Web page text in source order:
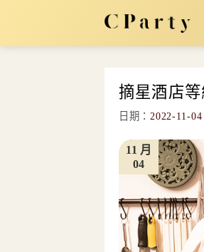
content
摘星酒店
日期： 2022-11-04
04
11 月